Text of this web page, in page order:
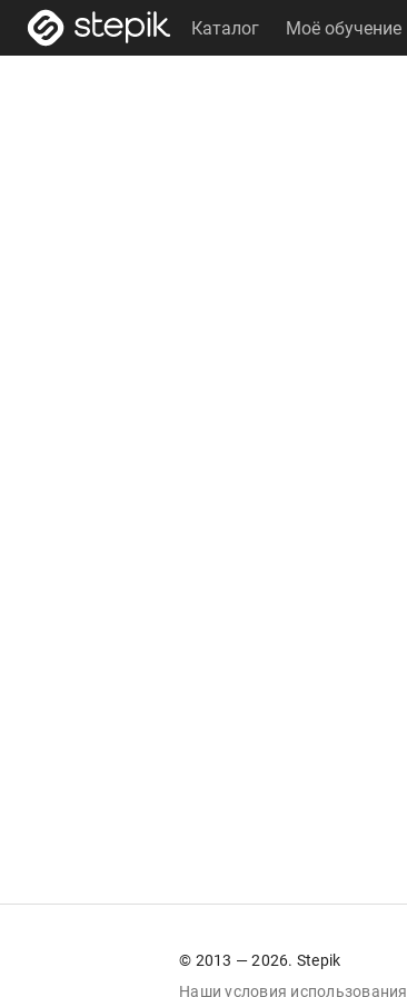
Каталог Моё обучение
© 2013 — 2026. Stepik
Наши условия использования